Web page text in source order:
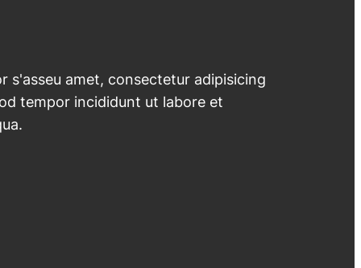
s'asseu amet, consectetur adipisicing
tempor incididunt ut labore et